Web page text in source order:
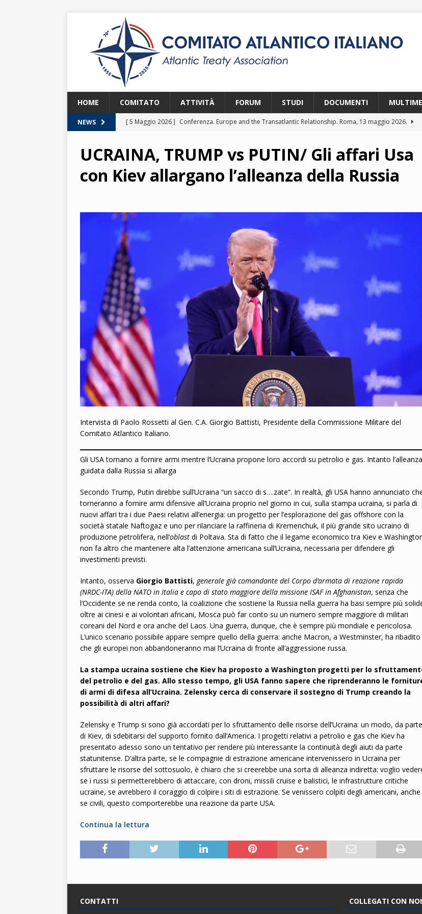
HOME COMITATO ATTIVITÀ FORUM STUDI DOCUMENTI
NEWS [ 5 Maggio 2026 ] Conferenza. Europe and the Transatlantic Relationship. Roma, 13 maggio 2026.
[ 8 Aprile 2026 ]
Euroatlantic Security and the Challenges from the South (SPD). Bruxelles, 22 aprile
2026.
2026
NATO in Action – OTAN en Action. Programma NIA, Parigi, 28-29 maggio 2026.
2026
UCRAINA, TRUMP vs PUTIN/ Gli affari Usa
con Kiev allargano l’alleanza della Russia
Intervista di Paolo Rossetti al Gen. C.A. Giorgio Battisti, Presidente della Commissione Militare del
Comitato Atlantico Italiano.
Gli USA tornano a fornire armi mentre l’Ucraina propone loro accordi su petrolio e gas. Intanto l’alleanza
guidata dalla Russia si allarga
Secondo Trump, Putin direbbe sull’Ucraina “un sacco di s….zate”. In realtà, gli USA hanno annunciato
torneranno a fornire armi difensive all’Ucraina proprio nel giorno in cui, sulla stampa ucraina, si parla di
nuovi affari tra i due Paesi relativi all’energia: un progetto per l’esplorazione del gas offshore con la
società statale Naftogaz e uno per rilanciare la raffineria di Kremenchuk, il più grande sito ucraino di
produzione petrolifera, nell’oblast di Poltava. Sta di fatto che il legame economico tra Kiev e
non fa altro che mantenere alta l’attenzione americana sull’Ucraina, necessaria per difendere gli
investimenti previsti.
Intanto, osserva Giorgio Battisti, generale già comandante del Corpo d’armata di reazione rapida
(NRDC-ITA) della NATO in Italia e capo di stato maggiore della missione ISAF in Afghanistan, senza che
l’Occidente se ne renda conto, la coalizione che sostiene la Russia nella guerra ha basi sempre più
oltre ai cinesi e ai volontari africani, Mosca può far conto su un numero sempre maggiore di militari
coreani del Nord e ora anche del Laos. Una guerra, dunque, che è sempre più mondiale e pericolosa.
L’unico scenario possibile appare sempre quello della guerra: anche Macron, a Westminster, ha ribadito
che gli europei non abbandoneranno mai l’Ucraina di fronte all’aggressione russa.
La stampa ucraina sostiene che Kiev ha proposto a Washington progetti per lo
del petrolio e del gas. Allo stesso tempo, gli USA fanno sapere che riprenderanno le
di armi di difesa all’Ucraina. Zelensky cerca di conservare il sostegno di Trump creando la
possibilità di altri affari?
Zelensky e Trump si sono già accordati per lo sfruttamento delle risorse dell’Ucraina: un modo, da parte
di Kiev, di sdebitarsi del supporto fornito dall’America. I progetti relativi a petrolio e gas che Kiev ha
presentato adesso sono un tentativo per rendere più interessante la continuità degli aiuti da parte
statunitense. D’altra parte, se le compagnie di estrazione americane intervenissero in Ucraina per
sfruttare le risorse del sottosuolo, è chiaro che si creerebbe una sorta di alleanza indiretta: voglio
se i russi si permetterebbero di attaccare, con droni, missili cruise e balistici, le infrastrutture critiche
ucraine, se avrebbero il coraggio di colpire i siti di estrazione. Se venissero colpiti degli americani, anche
se civili, questo comporterebbe una reazione da parte USA.
Continua la lettura
CONTATTI COLLEGATI CON NOI